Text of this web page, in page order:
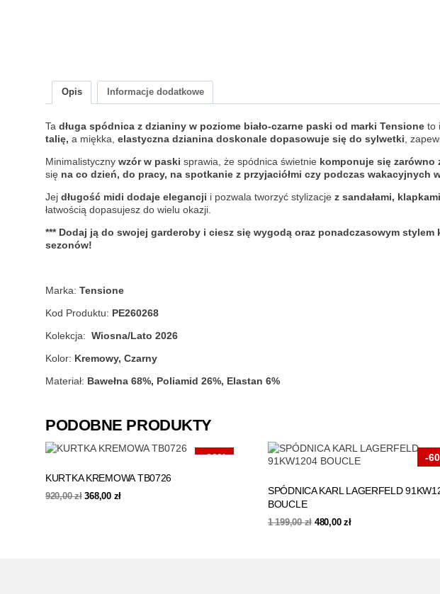
Opis Informacje dodatkowe
Ta długa spódnica z dzianiny w poziome biało-czarne paski od marki Tensione to
talię, a miękka, elastyczna dzianina doskonale dopasowuje się do sylwetki,
Minimalistyczny wzór w paski sprawia, że spódnica świetnie komponuje się zarówno
się na co dzień, do pracy, na spotkanie z przyjaciółmi czy podczas wakacyjnych
Jej długość midi dodaje elegancji i pozwala tworzyć stylizacje z sandałami,
łatwością dopasujesz do wielu okazji.
*** Dodaj ją do swojej garderoby i ciesz się wygodą oraz ponadczasowym
sezonów!
Marka: Tensione
Kod Produktu: PE260268
Kolekcja: Wiosna/Lato 2026
Kolor: Kremowy, Czarny
Materiał: Bawełna 68%, Poliamid 26%, Elastan 6%
PODOBNE PRODUKTY
-60%
KURTKA KREMOWA TB0726
920,00zł Pierwotna
368,00 złAktualna
-
SPÓDNICA KARL LAGERFELD
BOUCLE
1 199,00zł Pierwotna
480,00złAktualna